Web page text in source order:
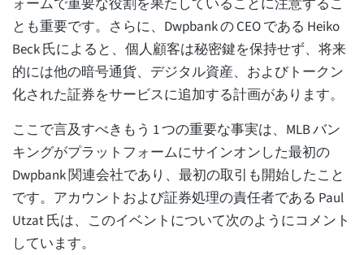
ォームで重要な役割を果たしていることに注意するこ
とも重要です。さらに、Dwpbank の CEO である Heiko
Beck 氏によると、個人顧客は秘密鍵を保持せず、将来
的には他の暗号通貨、デジタル資産、およびトークン
化された証券をサービスに追加する計画があります。
ここで言及すべきもう 1 つの重要な事実は、MLB バン
キングがプラットフォームにサインオンした最初の
Dwpbank 関連会社であり、最初の取引も開始したこと
です。アカウントおよび証券処理の責任者である Paul
Utzat 氏は、このイベントについて次のようにコメント
しています。